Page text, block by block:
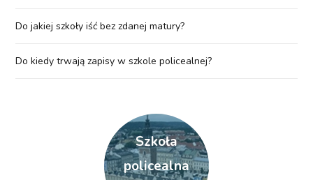
Do jakiej szkoły iść bez zdanej matury?
Do kiedy trwają zapisy w szkole policealnej?
Szkoła
policealna